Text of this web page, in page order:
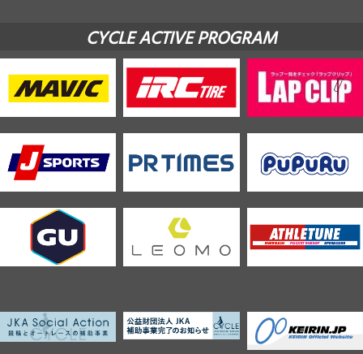
CYCLE ACTIVE PROGRAM